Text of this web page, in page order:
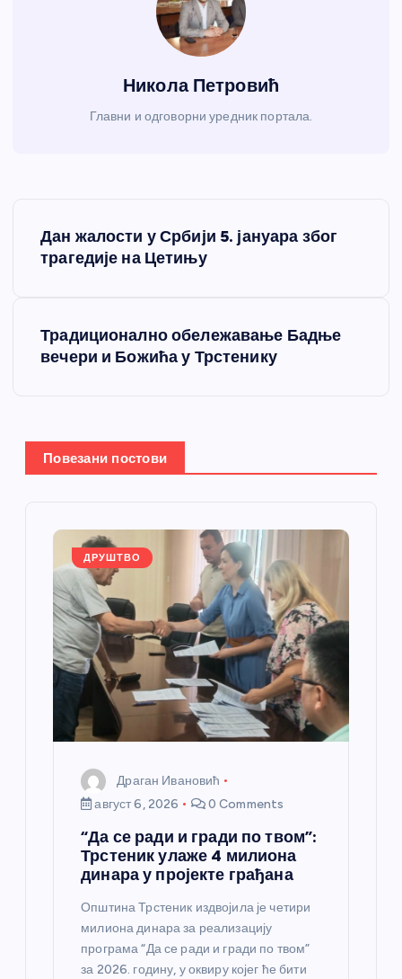
Никола Петровић
Главни и одговорни уредник портала.
њ
е
Дан жалости у Србији 5. јануара због
трагедије на Цетињу
Традиционално обележавање Бадње
вечери и Божића у Трстенику
Повезани постови
ДРУШТВО
Драган Ивановић
август 6, 2026
0 Comments
“Да се ради и гради по твом”:
Трстеник улаже 4 милиона
динара у пројекте грађана
Општина Трстеник издвојила је четири
милиона динара за реализацију
програма “Да се ради и гради по твом”
за 2026. годину, у оквиру којег ће бити